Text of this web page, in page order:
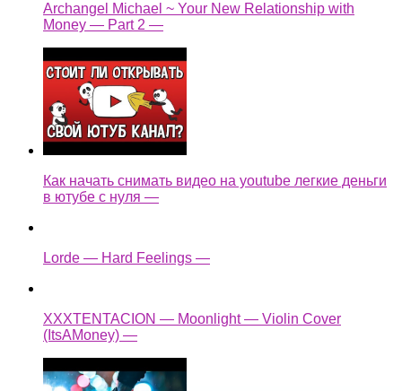
Archangel Michael ~ Your New Relationship with
Money — Part 2 —
Как начать снимать видео на youtube легкие деньги
в ютубе с нуля —
Lorde — Hard Feelings —
XXXTENTACION — Moonlight — Violin Cover
(ItsAMoney) —